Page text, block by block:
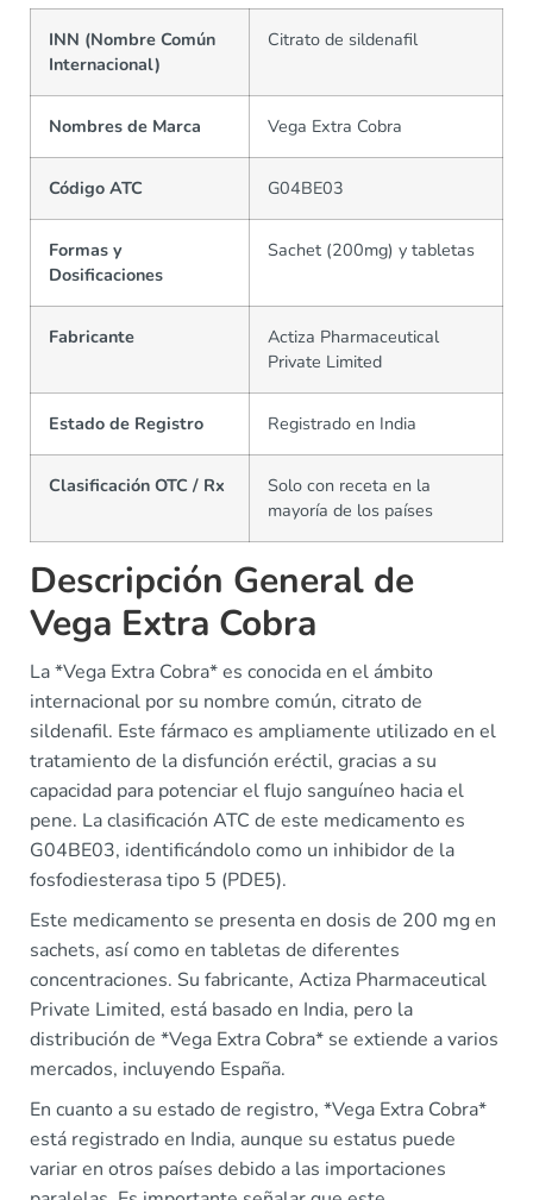
INN (Nombre Común
Internacional)
Citrato de sildenafil
Nombres de Marca Vega Extra Cobra
Código ATC G04BE03
Formas y
Dosificaciones
Sachet (200mg) y tabletas
Fabricante
Actiza Pharmaceutical
Private Limited
Estado de Registro Registrado en India
Clasificación OTC / Rx
Solo con receta en la
mayoría de los países
Descripción General de
Vega Extra Cobra
La *Vega Extra Cobra* es conocida en el ámbito
internacional por su nombre común, citrato de
sildenafil. Este fármaco es ampliamente utilizado en el
tratamiento de la disfunción eréctil, gracias a su
capacidad para potenciar el flujo sanguíneo hacia el
pene. La clasificación ATC de este medicamento es
G04BE03, identificándolo como un inhibidor de la
fosfodiesterasa tipo 5 (PDE5).
Este medicamento se presenta en dosis de 200 mg en
sachets, así como en tabletas de diferentes
concentraciones. Su fabricante, Actiza Pharmaceutical
Private Limited, está basado en India, pero la
distribución de *Vega Extra Cobra* se extiende a varios
mercados, incluyendo España.
En cuanto a su estado de registro, *Vega Extra Cobra*
está registrado en India, aunque su estatus puede
variar en otros países debido a las importaciones